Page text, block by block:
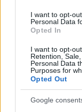
I want to opt-
Personal Data
Opted In
I want to opt-
Retention,
Personal Data
Purposes for
Opted Out
Google
και βουλευτές. Ο
Θάνος Πλεύρης ,
οικείους του,
Παράλληλα, οΝότης
βαθιά θλίψη για την
μοναδικός
τόπο του, τον
λείψεις».